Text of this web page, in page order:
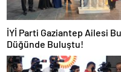
İYİ Parti Gaziantep Ailesi Bu
Düğünde Buluştu!